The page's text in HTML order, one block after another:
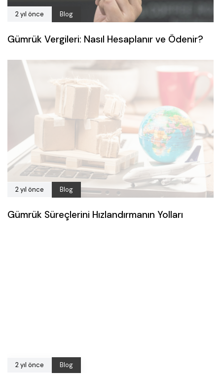
2 yıl önce Blog
Gümrük Vergileri: Nasıl Hesaplanır ve Ödenir?
2 yıl önce Blog
Gümrük Süreçlerini Hızlandırmanın Yolları
2 yıl önce Blog